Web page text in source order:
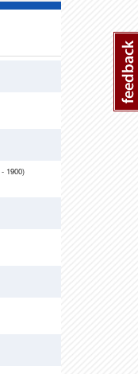
- 1900)